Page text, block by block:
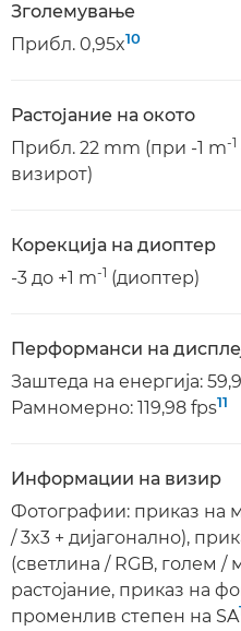
Зголемување
Прибл. 0,95x10
Растојание на окото
Прибл. 22 mm (при -1 m-1
визирот)
Корекција на диоптер
-3 до +1 m-1 (диоптер)
Перформанси на
Заштеда на енергија:
Рамномерно: 119,98 fps11
Информации на визир
Фотографии: приказ на
/ 3x3 + дијагонално),
(светлина / RGB, голем /
растојание, приказ на
променлив степен на SA